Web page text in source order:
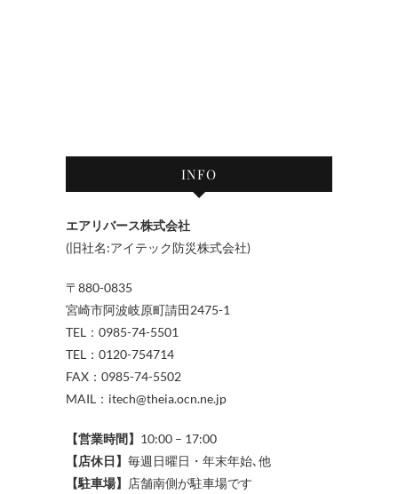
INFO
エアリバース株式会社
(旧社名:アイテック防災株式会社)
〒880-0835
宮崎市阿波岐原町請田2475-1
TEL：0985-74-5501
TEL：0120-754714
FAX：0985-74-5502
MAIL：itech@theia.ocn.ne.jp
【営業時間】 10:00 – 17:00
【店休日】 毎週日曜日・年末年始､他
【駐車場】
店舗南側が駐車場です